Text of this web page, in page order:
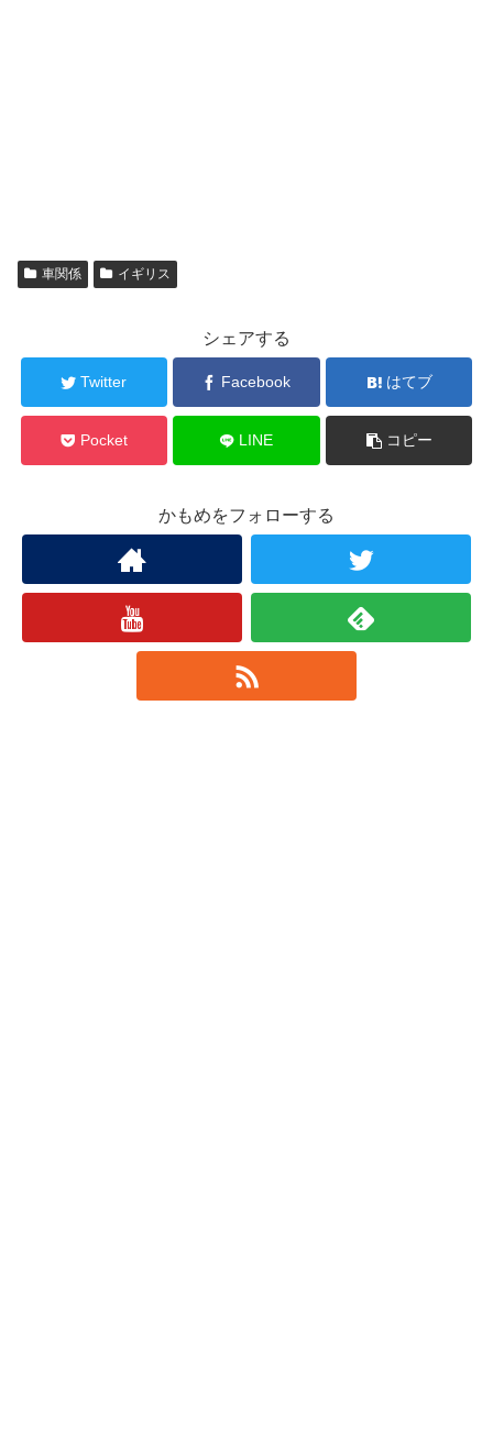
車関係 イギリス
シェアする
Twitter Facebook はてブ
Pocket LINE コピー
かもめをフォローする